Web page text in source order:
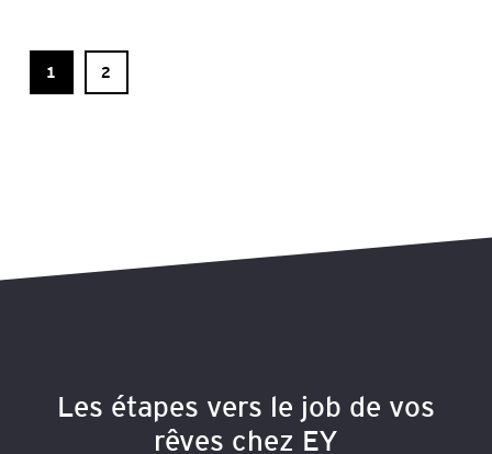
1 2
Les étapes vers le job de vos
rêves chez EY